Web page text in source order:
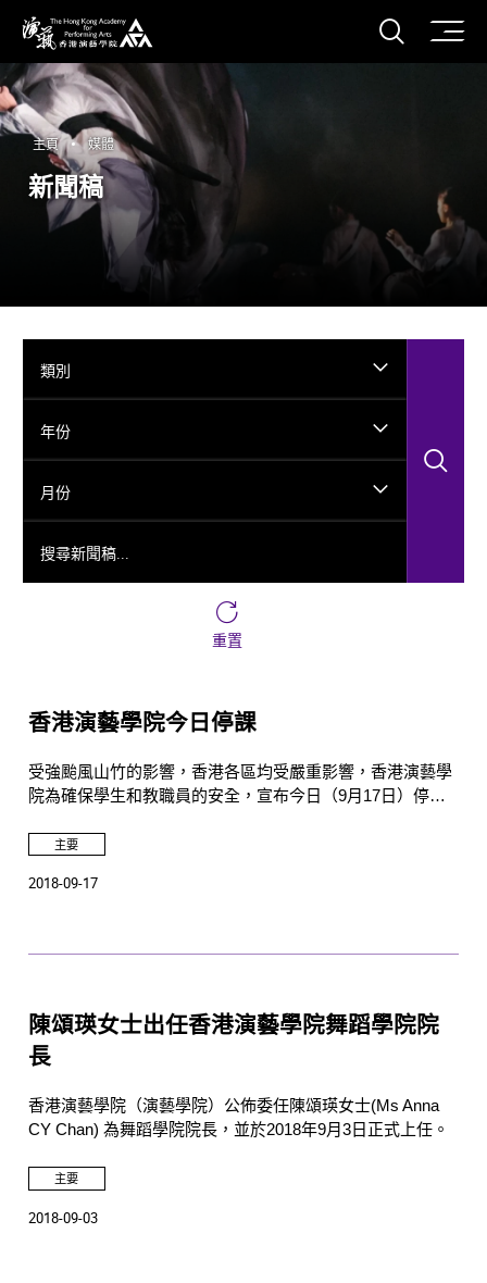
香港演藝學院
打開
主頁 媒體
新聞稿
類別
年份
月份
重置
香港演藝學院今日停課
受強颱風山竹的影響，香港各區均受嚴重影響，香港演藝學
院為確保學生和教職員的安全，宣布今日（9月17日）停課
主要
2018-09-17
陳頌瑛女士出任香港演藝學院舞蹈學院院
長
香港演藝學院（演藝學院）公佈委任陳頌瑛女士(Ms Anna
CY Chan) 為舞蹈學院院長，並於2018年9月3日正式上任。
主要
2018-09-03